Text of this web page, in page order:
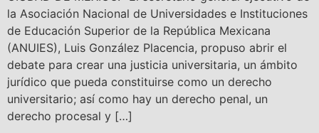
la Asociación Nacional de Universidades e Instituciones
de Educación Superior de la República Mexicana
(ANUIES), Luis González Placencia, propuso abrir el
debate para crear una justicia universitaria, un ámbito
jurídico que pueda constituirse como un derecho
universitario; así como hay un derecho penal, un
derecho procesal y […]